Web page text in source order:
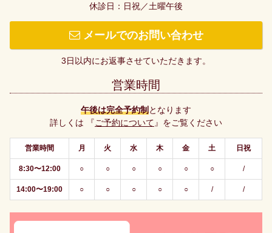
休診日：日祝／土曜午後
メールでのお問い合わせ
3日以内にお返事させていただきます。
営業時間
午後は完全予約制となります
詳しくは 『ご予約について 』をご覧ください
営業時間 月 火 水 木 金 土 日祝
8:30〜12:00 ○ ○ ○ ○ ○ ○ /
14:00〜19:00 ○ ○ ○ ○ ○ / /